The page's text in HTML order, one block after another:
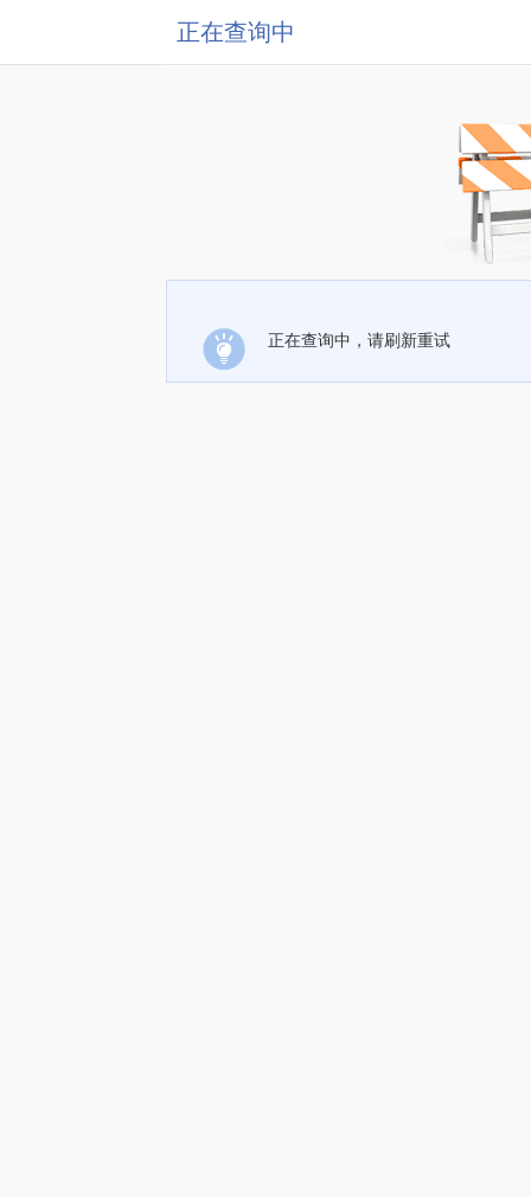
正在查询中
正在查询中，请刷新重试